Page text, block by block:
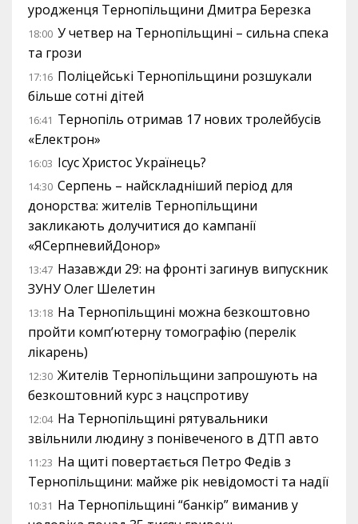
уродженця Тернопільщини Дмитра Березка
18:00 У четвер на Тернопільщині – сильна спека
та грози
17:16 Поліцейські Тернопільщини розшукали
більше сотні дітей
16:41 Тернопіль отримав 17 нових тролейбусів
«Електрон»
16:03 Ісус Христос Українець?
14:30 Серпень – найскладніший період для
донорства: жителів Тернопільщини
закликають долучитися до кампанії
«ЯСерпневийДонор»
13:47 Назавжди 29: на фронті загинув випускник
ЗУНУ Олег Шелетин
13:18 На Тернопільщині можна безкоштовно
пройти комп’ютерну томографію (перелік
лікарень)
12:30 Жителів Тернопільщини запрошують на
безкоштовний курс з нацспротиву
12:04 На Тернопільщині рятувальники
звільнили людину з понівеченого в ДТП авто
11:23 На щиті повертається Петро Федів з
Тернопільщини: майже рік невідомості та надії
10:31 На Тернопільщині “банкір” виманив у